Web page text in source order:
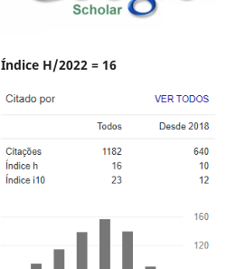
Índice H/2022 = 16